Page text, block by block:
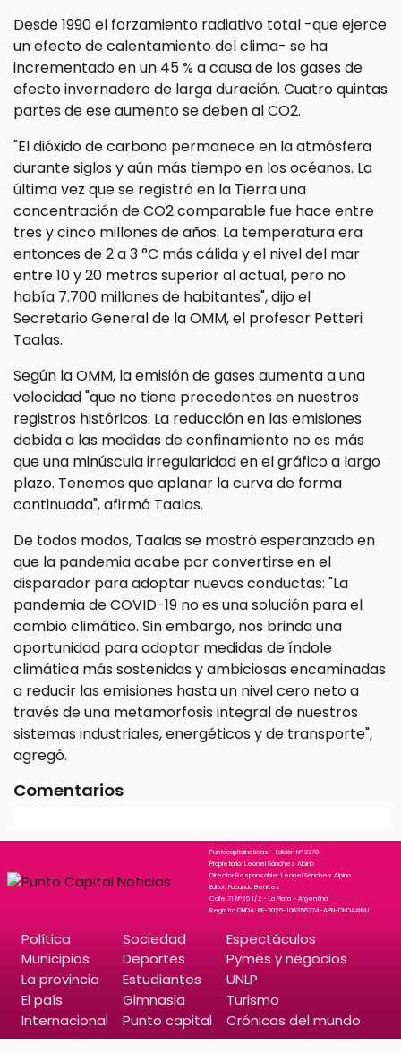
Desde 1990 el forzamiento radiativo total -que ejerce
un efecto de calentamiento del clima- se ha
incrementado en un 45 % a causa de los gases de
efecto invernadero de larga duración. Cuatro quintas
partes de ese aumento se deben al CO2.
"El dióxido de carbono permanece en la atmósfera
durante siglos y aún más tiempo en los océanos. La
última vez que se registró en la Tierra una
concentración de CO2 comparable fue hace entre
tres y cinco millones de años. La temperatura era
entonces de 2 a 3 °C más cálida y el nivel del mar
entre 10 y 20 metros superior al actual, pero no
había 7.700 millones de habitantes", dijo el
Secretario General de la OMM, el profesor Petteri
Taalas.
Según la OMM, la emisión de gases aumenta a una
velocidad "que no tiene precedentes en nuestros
registros históricos. La reducción en las emisiones
debida a las medidas de confinamiento no es más
que una minúscula irregularidad en el gráfico a largo
plazo. Tenemos que aplanar la curva de forma
continuada", afirmó Taalas.
De todos modos, Taalas se mostró esperanzado en
que la pandemia acabe por convertirse en el
disparador para adoptar nuevas conductas: "La
pandemia de COVID-19 no es una solución para el
cambio climático. Sin embargo, nos brinda una
oportunidad para adoptar medidas de índole
climática más sostenidas y ambiciosas encaminadas
a reducir las emisiones hasta un nivel cero neto a
través de una metamorfosis integral de nuestros
sistemas industriales, energéticos y de transporte",
agregó.
Comentarios
Puntocapitalnoticias - Edición N° 2270
Propietario: Leonel Sánchez Alpino
Director Responsable: Leonel Sánchez Alpino
Editor: Facundo Benitez
Calle 71 N°25 1/2 - La Plata - Argentina
Registro DNDA: RE-2025-106356774-APN-DNDA#MJ
Política
Municipios
La provincia
El país
Internacional
Sociedad
Deportes
Estudiantes
Gimnasia
Punto capital
Espectáculos
Pymes y negocios
UNLP
Turismo
Crónicas del mundo